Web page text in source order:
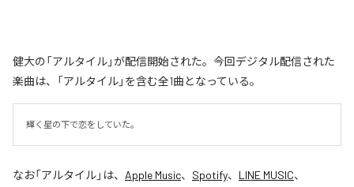
健大の「アルタイル」が配信開始された。今回デジタル配信された
楽曲は、「アルタイル」を含む全1曲となっている。
輝く星の下で恋をしていた。
なお「アルタイル」は、 Apple Music、 Spotify、 LINE MUSIC、